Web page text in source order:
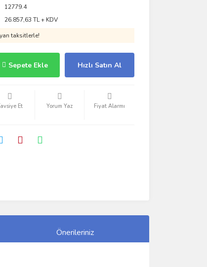
12779.4
26.857,63 TL + KDV
taksitlerle!
Sepete Ekle Hızlı Satın Al
Et Yorum Yaz Fiyat Alarmı
Önerileriniz